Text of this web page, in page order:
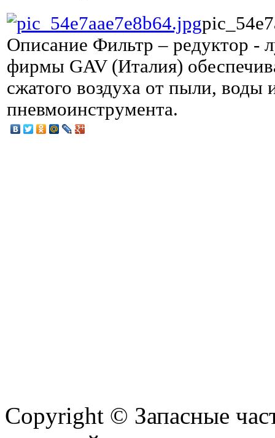
Описание Фильтр – редуктор -
фирмы GAV (Италия)
сжатого воздуха от пыли, воды
пневмоинструмента.
Copyright © Запасные